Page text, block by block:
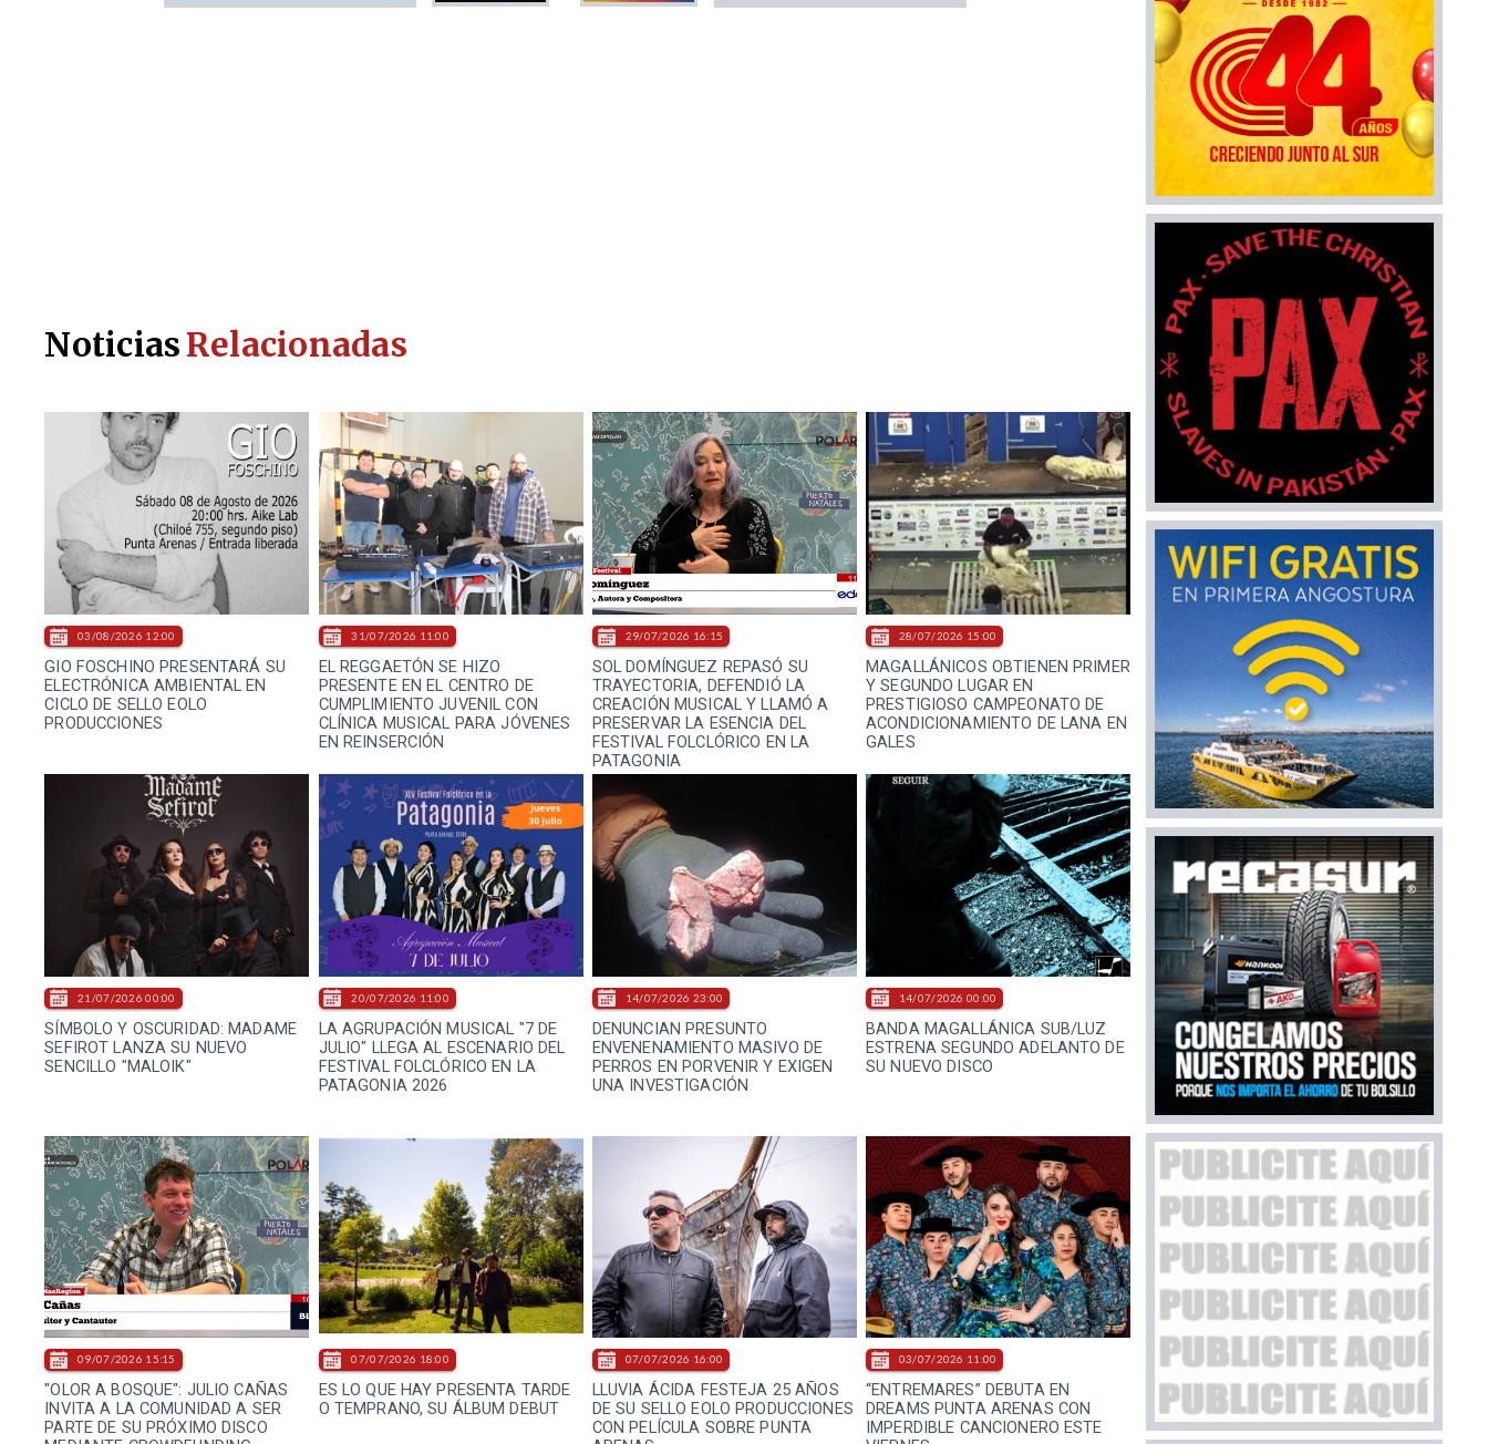
GIO FOSCHINO PRESENTARÁ SU
ELECTRÓNICA AMBIENTAL EN
CICLO DE SELLO EOLO
PRODUCCIONES
03/08/2026 12:00
EL REGGAETÓN SE HIZO
PRESENTE EN EL CENTRO DE
CUMPLIMIENTO JUVENIL CON
CLÍNICA MUSICAL PARA JÓVENES
EN REINSERCIÓN
31/07/2026 11:00
SOL DOMÍNGUEZ REPASÓ SU
TRAYECTORIA, DEFENDIÓ LA
CREACIÓN MUSICAL Y LLAMÓ A
PRESERVAR LA ESENCIA DEL
FESTIVAL FOLCLÓRICO EN LA
PATAGONIA
29/07/2026 16:15
MAGALLÁNICOS OBTIENEN PRIMER
Y SEGUNDO LUGAR EN
PRESTIGIOSO CAMPEONATO DE
ACONDICIONAMIENTO DE LANA EN
GALES
28/07/2026 15:00
SÍMBOLO Y OSCURIDAD: MADAME
SEFIROT LANZA SU NUEVO
SENCILLO "MALOIK"
21/07/2026 00:00
LA AGRUPACIÓN MUSICAL "7 DE
JULIO" LLEGA AL ESCENARIO DEL
FESTIVAL FOLCLÓRICO EN LA
PATAGONIA 2026
20/07/2026 11:00
DENUNCIAN PRESUNTO
ENVENENAMIENTO MASIVO DE
PERROS EN PORVENIR Y EXIGEN
UNA INVESTIGACIÓN
14/07/2026 23:00
BANDA MAGALLÁNICA SUB/LUZ
ESTRENA SEGUNDO ADELANTO DE
SU NUEVO DISCO
14/07/2026 00:00
"OLOR A BOSQUE": JULIO CAÑAS
INVITA A LA COMUNIDAD A SER
PARTE DE SU PRÓXIMO DISCO
09/07/2026 15:15
ES LO QUE HAY PRESENTA TARDE
O TEMPRANO, SU ÁLBUM DEBUT
07/07/2026 18:00
LLUVIA ÁCIDA FESTEJA 25 AÑOS
DE SU SELLO EOLO PRODUCCIONES
CON PELÍCULA SOBRE PUNTA
07/07/2026 16:00
“ENTREMARES” DEBUTA EN
DREAMS PUNTA ARENAS CON
IMPERDIBLE CANCIONERO ESTE
03/07/2026 11:00
NoticiasRelacionadas